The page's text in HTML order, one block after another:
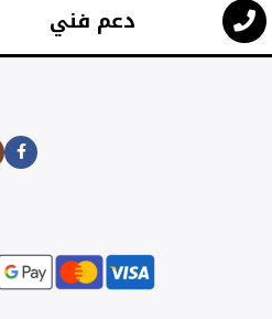
دعم فني